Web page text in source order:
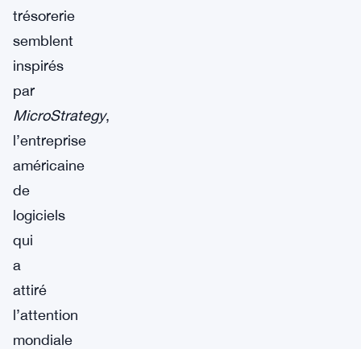
trésorerie
semblent
inspirés
par
MicroStrategy,
l’entreprise
américaine
de
logiciels
qui
a
attiré
l’attention
mondiale